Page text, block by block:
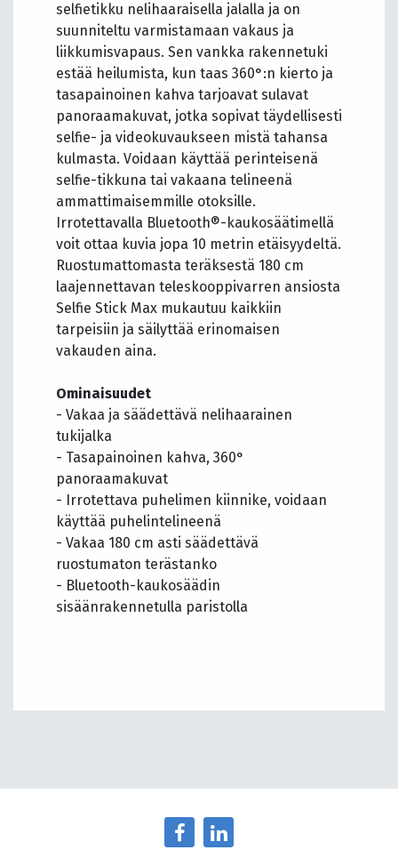
selfietikku nelihaaraisella jalalla ja on
suunniteltu varmistamaan vakaus ja
liikkumisvapaus. Sen vankka rakennetuki
estää heilumista, kun taas 360°:n kierto ja
tasapainoinen kahva tarjoavat sulavat
panoraamakuvat, jotka sopivat täydellisesti
selfie- ja videokuvaukseen mistä tahansa
kulmasta. Voidaan käyttää perinteisenä
selfie-tikkuna tai vakaana telineenä
ammattimaisemmille otoksille.
Irrotettavalla Bluetooth®-kaukosäätimellä
voit ottaa kuvia jopa 10 metrin etäisyydeltä.
Ruostumattomasta teräksestä 180 cm
laajennettavan teleskooppivarren ansiosta
Selfie Stick Max mukautuu kaikkiin
tarpeisiin ja säilyttää erinomaisen
vakauden aina.
Ominaisuudet
- Vakaa ja säädettävä nelihaarainen
tukijalka
- Tasapainoinen kahva, 360°
panoraamakuvat
- Irrotettava puhelimen kiinnike, voidaan
käyttää puhelintelineenä
- Vakaa 180 cm asti säädettävä
ruostumaton terästanko
- Bluetooth-kaukosäädin
sisäänrakennetulla paristolla